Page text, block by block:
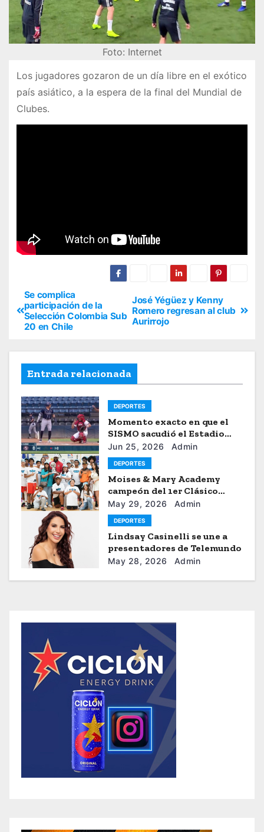
Foto: Internet
Los jugadores gozaron de un día libre en el exótico
país asiático, a la espera de la final del Mundial de
Clubes.
José Yégüez y Kenny
Romero regresan al club
Aurirrojo
Se complica
participación de la
Selección Colombia Sub
20 en Chile
Entrada relacionada
DEPORTES
Momento exacto en que el
SISMO sacudió el Estadio
Universitario de Caracas
Jun 25, 2026 Admin
DEPORTES
Moises & Mary Academy
campeón del 1er Clásico
Internacional Ercilio-Tony-
Astacio de la HBA
May 29, 2026 Admin
DEPORTES
Lindsay Casinelli se une a
presentadores de Telemundo
May 28, 2026 Admin